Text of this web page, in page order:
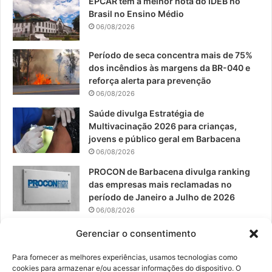
Gerenciar o consentimento
Para fornecer as melhores experiências, usamos tecnologias como
cookies para armazenar e/ou acessar informações do dispositivo. O
b
o
o
u
e
a
r
Brasil no Ensino Médio
06/08/2026
Período de seca concentra mais de 75%
dos incêndios às margens da BR-040 e
reforça alerta para prevenção
06/08/2026
Saúde divulga Estratégia de
Multivacinação 2026 para crianças,
jovens e público geral em Barbacena
06/08/2026
PROCON de Barbacena divulga ranking
das empresas mais reclamadas no
período de Janeiro a Julho de 2026
06/08/2026
Prefeitura convoca organizações de
Resíduos Sólidos
05/08/2026